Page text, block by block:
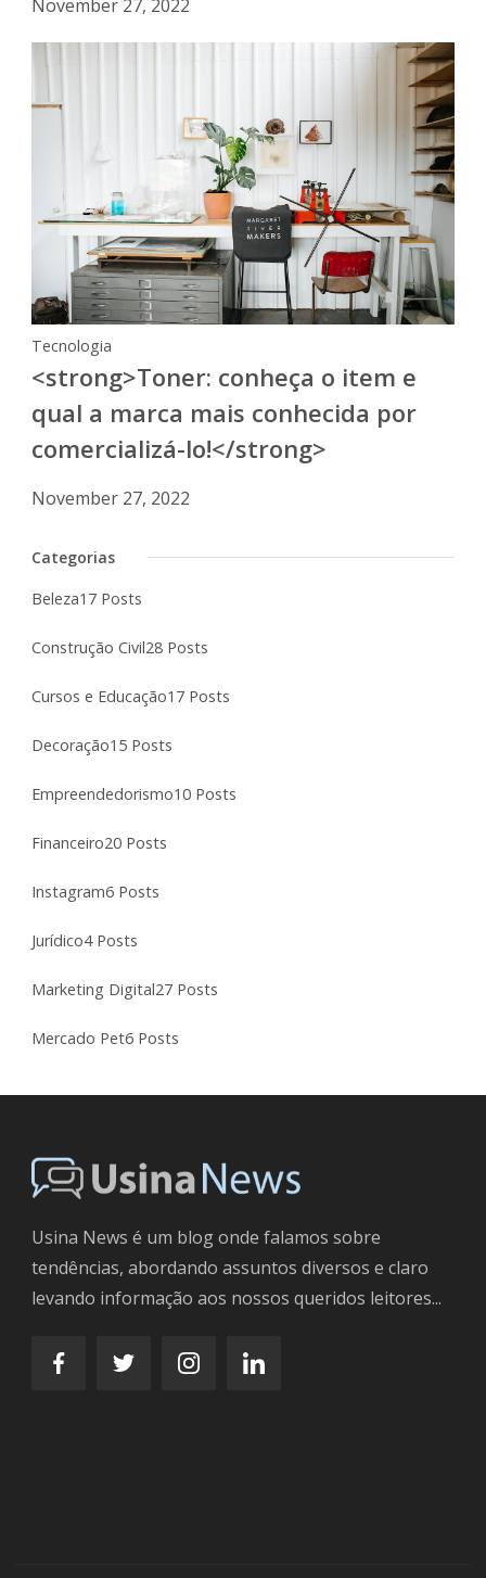
November 27, 2022
Tecnologia
<strong>Toner: conheça o item e
qual a marca mais conhecida por
comercializá-lo!</strong>
November 27, 2022
Categorias
Beleza17 Posts
Construção Civil28 Posts
Cursos e Educação17 Posts
Decoração15 Posts
Empreendedorismo10 Posts
Financeiro20 Posts
Instagram6 Posts
Jurídico4 Posts
Marketing Digital27 Posts
Mercado Pet6 Posts
Usina News é um blog onde falamos sobre
tendências, abordando assuntos diversos e claro
levando informação aos nossos queridos leitores...